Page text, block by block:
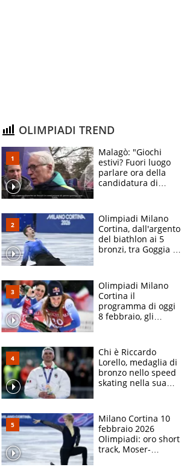
OLIMPIADI TREND
Malagò: "Giochi
estivi? Fuori luogo
parlare ora della
candidatura di
Olimpiadi Milano
Cortina, dall'argento
del biathlon ai 5
bronzi, tra Goggia e
l'Italia
Olimpiadi Milano
Cortina il
programma di oggi
8 febbraio, gli
Chi è Riccardo
Lorello, medaglia di
bronzo nello speed
skating nella sua
Milano Cortina 10
febbraio 2026
Olimpiadi: oro short
track, Moser-